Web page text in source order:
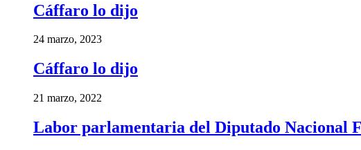
Cáffaro lo dijo
24 marzo, 2023
Cáffaro lo dijo
21 marzo, 2022
Labor parlamentaria del Diputado Nacional